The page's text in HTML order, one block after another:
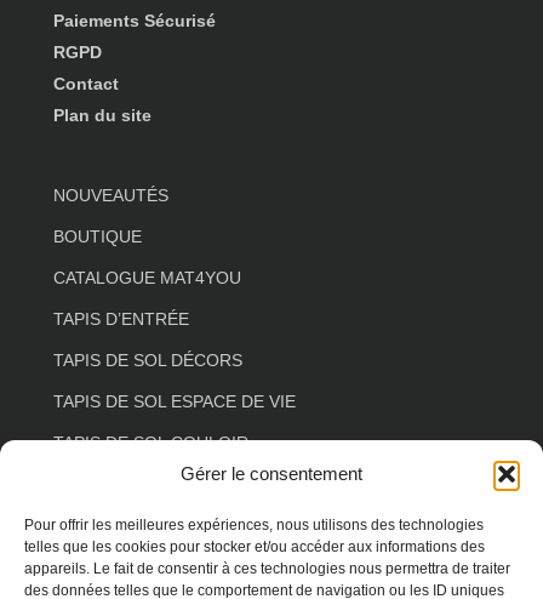
Gérer le consentement
Pour offrir les meilleures expériences, nous utilisons des technologies
telles que les cookies pour stocker et/ou accéder aux informations des
appareils. Le fait de consentir à ces technologies nous permettra de traiter
des données telles que le comportement de navigation ou les ID uniques
Paiements Sécurisé
RGPD
Contact
Plan du site
NOUVEAUTÉS
BOUTIQUE
CATALOGUE MAT4YOU
TAPIS D’ENTRÉE
TAPIS DE SOL DÉCORS
TAPIS DE SOL ESPACE DE VIE
TAPIS DE SOL COULOIR
TAPIS DE SOL SALON
TAPIS DE SOL FLORAL
TAPIS DE SOL FORME SPÉCIALE